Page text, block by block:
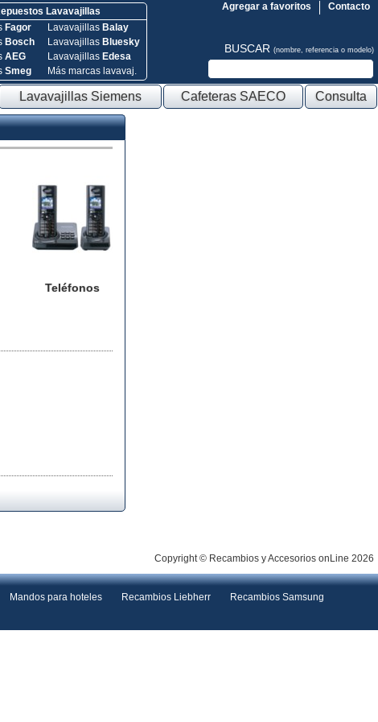
Lavavajillas
Fagor
Bosch
AEG
Smeg
Lavavajillas Balay
Lavavajillas Bluesky
Lavavajillas Edesa
Más marcas lavavaj.
Contacto
Agregar a favoritos
BUSCAR (nombre, referencia o modelo)
Lavavajillas Siemens Cafeteras SAECO Consulta
Teléfonos
Copyright © Recambios y Accesorios onLine 2026
Mandos para hoteles Recambios Liebherr
Recambios Samsung